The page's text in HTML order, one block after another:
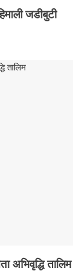
जडीबुटी
अभिवृद्धि तालिम